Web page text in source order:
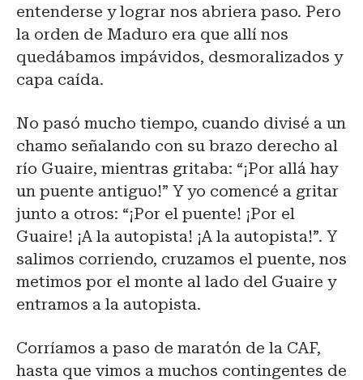
entenderse y lograr nos abriera paso. Pero
la orden de Maduro era que allí nos
quedábamos impávidos, desmoralizados y
capa caída.
No pasó mucho tiempo, cuando divisé a un
chamo señalando con su brazo derecho al
río Guaire, mientras gritaba: “¡Por allá hay
un puente antiguo!” Y yo comencé a gritar
junto a otros: “¡Por el puente! ¡Por el
Guaire! ¡A la autopista! ¡A la autopista!”. Y
salimos corriendo, cruzamos el puente, nos
metimos por el monte al lado del Guaire y
entramos a la autopista.
Corríamos a paso de maratón de la CAF,
hasta que vimos a muchos contingentes de